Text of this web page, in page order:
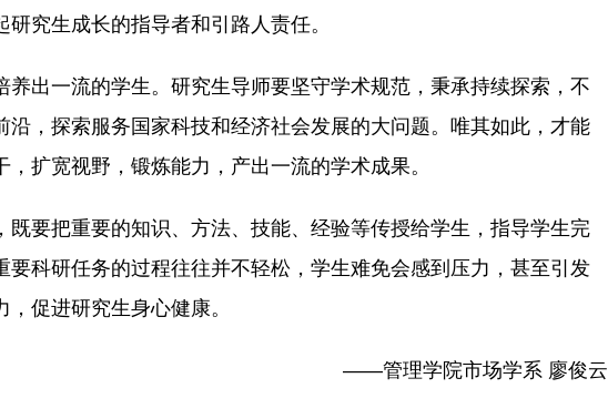
究生成长的指导者和引路人责任。
出一流的学生。研究生导师要坚守学术规范，秉承持续探索，不
，探索服务国家科技和经济社会发展的大问题。唯其如此，才能
扩宽视野，锻炼能力，产出一流的学术成果。
要把重要的知识、方法、技能、经验等传授给学生，指导学生完
科研任务的过程往往并不轻松，学生难免会感到压力，甚至引发
促进研究生身心健康。
——管理学院市场学系 廖俊云